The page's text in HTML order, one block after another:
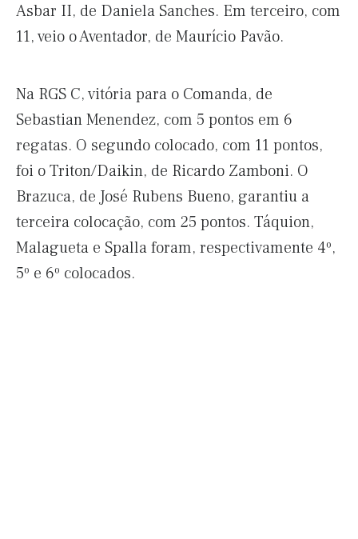
Asbar II, de Daniela Sanches. Em terceiro, com
11, veio o Aventador, de Maurício Pavão.
Na RGS C, vitória para o Comanda, de
Sebastian Menendez, com 5 pontos em 6
regatas. O segundo colocado, com 11 pontos,
foi o Triton/Daikin, de Ricardo Zamboni. O
Brazuca, de José Rubens Bueno, garantiu a
terceira colocação, com 25 pontos. Táquion,
Malagueta e Spalla foram, respectivamente 4º,
5º e 6º colocados.